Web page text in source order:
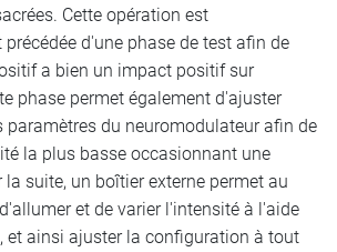
Cette opération est
d'une phase de test afin de
a bien un impact positif sur
phase permet également d'ajuster
paramètres du neuromodulateur afin de
la plus basse occasionnant une
la suite, un boîtier externe permet au
et de varier l'intensité à l'aide
et ainsi ajuster la configuration à tout